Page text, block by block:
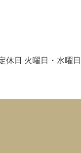
日 火曜日・水曜日